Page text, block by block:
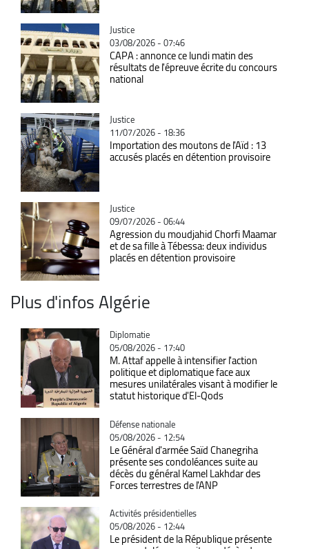
Catégorie
Justice
03/08/2026 - 07:46
CAPA : annonce ce lundi matin des
résultats de l'épreuve écrite du concours
national
Catégorie
Justice
11/07/2026 - 18:36
Importation des moutons de l'Aïd : 13
accusés placés en détention provisoire
Catégorie
Justice
09/07/2026 - 06:44
Agression du moudjahid Chorfi Maamar
et de sa fille à Tébessa: deux individus
placés en détention provisoire
Plus d'infos Algérie
Catégorie
Diplomatie
05/08/2026 - 17:40
M. Attaf appelle à intensifier l'action
politique et diplomatique face aux
mesures unilatérales visant à modifier le
statut historique d'El-Qods
Catégorie
Défense nationale
05/08/2026 - 12:54
Le Général d'armée Saïd Chanegriha
présente ses condoléances suite au
décès du général Kamel Lakhdar des
Forces terrestres de l'ANP
Catégorie
Activités présidentielles
05/08/2026 - 12:44
Le président de la République présente